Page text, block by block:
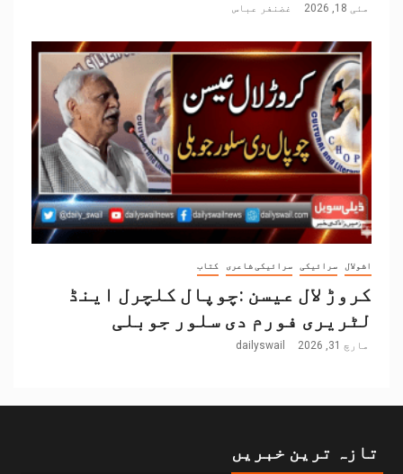
مئی 18, 2026 غضنفر عباس
اشولال سرائیکی سرائیکی شاعری کتاب
کروڑ لال عیسن :چوپال کلچرل اینڈ
لٹریری فورم دی سلور جوبلی
مارچ 31, 2026 dailyswail
تازہ ترین خبریں